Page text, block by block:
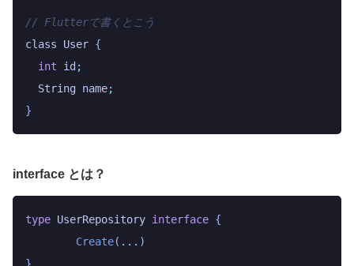
// Flutterで書くとこう
class User {
  int
id ;
  String
name;
}
interface とは？
type UserRepository interface {
	Create
( ... )